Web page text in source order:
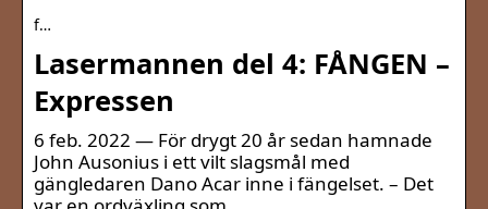
f…
Lasermannen del 4: FÅNGEN –
Expressen
6 feb. 2022 — För drygt 20 år sedan hamnade
John Ausonius i ett vilt slagsmål med
gängledaren Dano Acar inne i fängelset. – Det